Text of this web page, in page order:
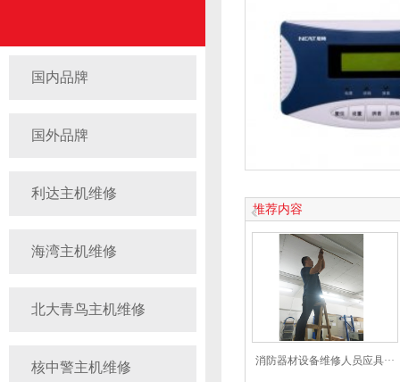
国内品牌
国外品牌
利达主机维修
海湾主机维修
北大青鸟主机维修
核中警主机维修
推荐内容
消防器材设备维修人员应具···